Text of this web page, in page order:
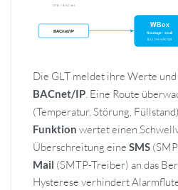
Die GLT meldet ihre Werte
BACnet/IP. Eine Route
(Temperatur, Störung,
Funktion wertet einen
Überschreitung eine SMS
Mail (SMTP-Treiber) an das
Hysterese verhindert